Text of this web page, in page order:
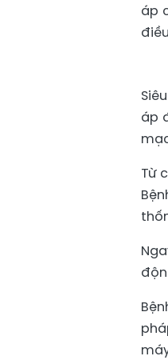
áp
áp
Từ